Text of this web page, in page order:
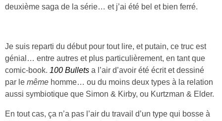
deuxième saga de la série… et j’ai été bel et bien ferré.
Je suis reparti du début pour tout lire, et putain, ce truc est
génial… entre autres et plus particulièrement, en tant que
comic-book. 100 Bullets a l’air d’avoir été écrit et dessiné
par le même homme… ou du moins deux types à la relation
aussi symbiotique que Simon & Kirby, ou Kurtzman & Elder.
En tout cas, ça n’a pas l’air du travail d’un type qui bosse à